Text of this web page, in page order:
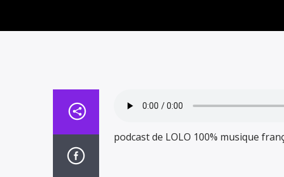
podcast de LOLO 100% musique